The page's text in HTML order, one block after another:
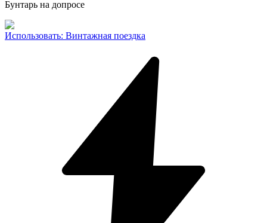
Бунтарь на допросе
Использовать: Винтажная поездка